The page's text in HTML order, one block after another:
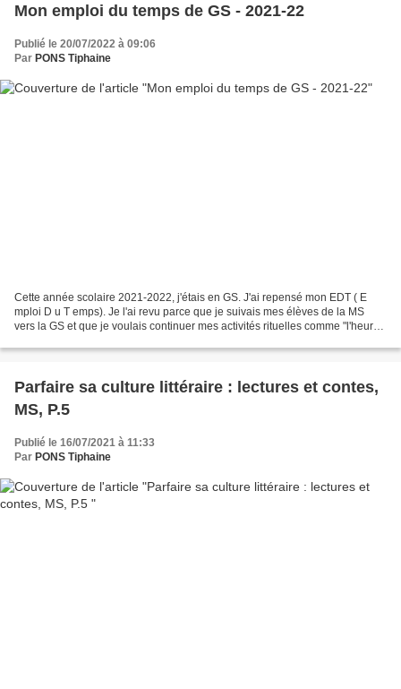
Mon emploi du temps de GS - 2021-22
Publié le 20/07/2022 à 09:06
Par PONS Tiphaine
Cette année scolaire 2021-2022, j'étais en GS. J'ai repensé mon EDT ( E
mploi D u T emps). Je l'ai revu parce que je suivais mes élèves de la MS
vers la GS et que je voulais continuer mes activités rituelles comme "l'heure
Parfaire sa culture littéraire : lectures et contes,
MS, P.5
Publié le 16/07/2021 à 11:33
Par PONS Tiphaine